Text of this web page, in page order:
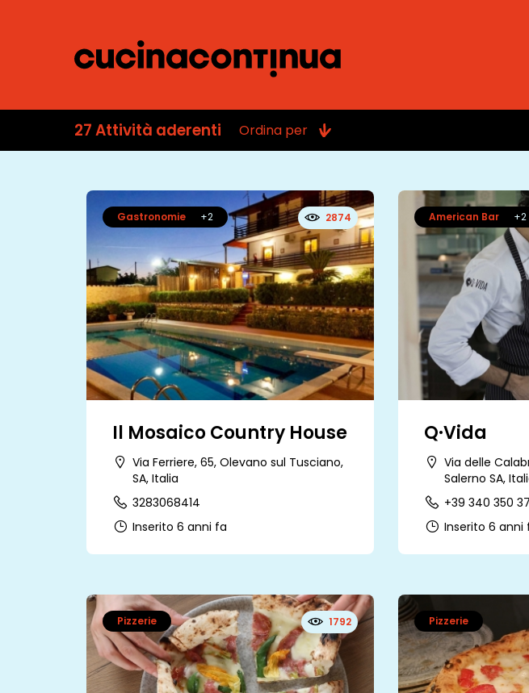
27Attività aderenti Ordina per
Il Mosaico Country House
Via Ferriere, 65, Olevano sul Tusciano,
SA, Italia
3283068414
Inserito 6 anni fa
Gastronomie +2 2874
Q·Vida
Via delle
Salerno SA,
+39 340 350
Inserito 6 anni
American Bar +2
Pizzerie 1792 Pizzerie